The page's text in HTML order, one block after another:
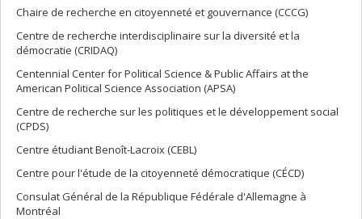
Chaire de recherche en citoyenneté et gouvernance (CCCG)
Centre de recherche interdisciplinaire sur la diversité et la
démocratie (CRIDAQ)
Centennial Center for Political Science & Public Affairs at the
American Political Science Association (APSA)
Centre de recherche sur les politiques et le développement social
(CPDS)
Centre étudiant Benoît-Lacroix (CEBL)
Centre pour l'étude de la citoyenneté démocratique (CÉCD)
Consulat Général de la République Fédérale d'Allemagne à
Montréal